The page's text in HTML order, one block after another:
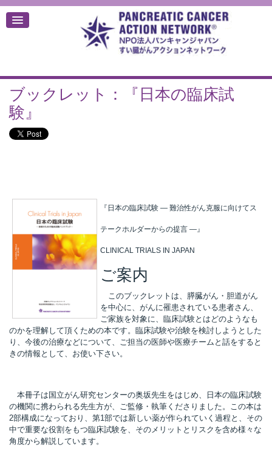
ブックレット：『日本の臨床試
験』
『日本の臨床試験 ― 難治性がん克服に向けてス
テークホルダーからの提言 ―』
CLINICAL TRIALS IN JAPAN
ご案内
このブックレットは、膵臓がん・胆道がん
を中心に、がんに罹患されている患者さん、
ご家族を対象に、臨床試験とはどのようなも
のかを理解して頂くための本です。臨床試験や治験を検討しようとした
り、今後の治療などについて、ご担当の医師や医療チームと話をすると
きの情報として、お使い下さい。
本冊子は国立がん研究センターの奥坂先生をはじめ、日本の臨床試験
の機関に携わられる先生方が、ご監修・執筆くださりました。この本は
2部構成になっており、第1部では新しい薬が作られていく過程と、その
中で重要な役割をもつ臨床試験を、そのメリットとリスクを含め様々な
角度から解説しています。